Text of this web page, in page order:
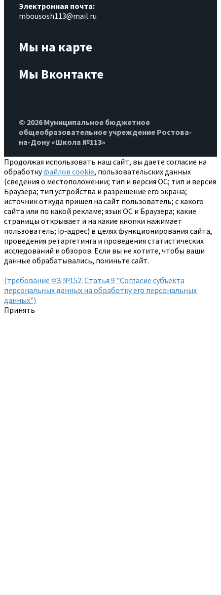
Электронная почта:
mbousosh113@mail.ru
Мы на карте
Мы Вконтакте
© 2026 Муниципальное бюджетное
общеобразовательное учреждение Ростова-
на-Дону «Школа №113»
Продолжая использовать наш сайт, вы даете согласие на
обработкуфайлов cookie, пользовательских данных
(сведения о местоположении; тип и версия ОС; тип и версия
Браузера; тип устройства и разрешение его экрана;
источник откуда пришел на сайт пользователь; с какого
сайта или по какой рекламе; язык ОС и Браузера; какие
страницы открывает и на какие кнопки нажимает
пользователь; ip-адрес) в целях функционирования сайта,
проведения ретаргетинга и проведения статистических
исследований и обзоров. Если вы не хотите, чтобы ваши
данные обрабатывались, покиньте сайт.
(требование ФЗ №152. Статья 9 "Согласие субъекта
персональных данных на обработку его персональных
данных")
Принять